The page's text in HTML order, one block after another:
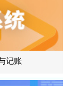
记账